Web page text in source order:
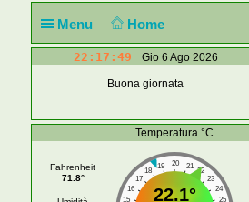
Menu Home
22:17:49 Gio 6 Ago 2026
Buona giornata
Temperatura °C
Fahrenheit
71.8°
20
19 21
18
22
17
23
16
24
15
25
22.1°